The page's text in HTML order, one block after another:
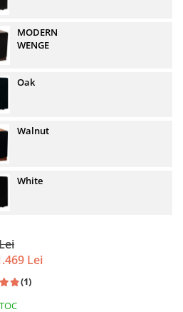
MODERN
WENGE
Oak
Walnut
White
Lei
(1)